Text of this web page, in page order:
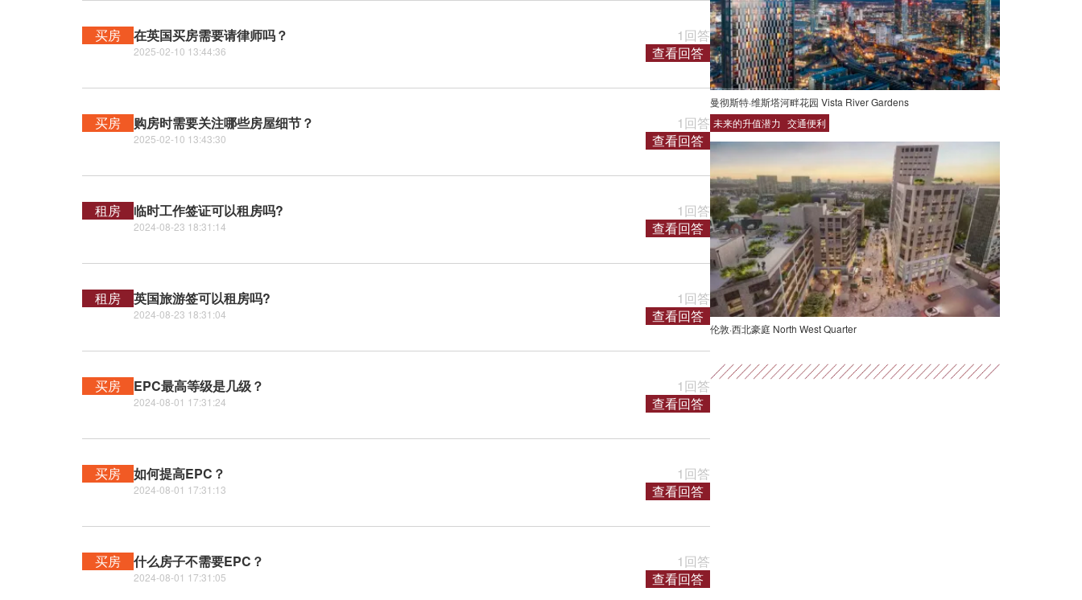
买房 在英国买房需要请律师吗？
2025-02-10 13:44:36
1回答
查看回答
买房 购房时需要关注哪些房屋细节？
2025-02-10 13:43:30
1回答
查看回答
租房 临时工作签证可以租房吗?
2024-08-23 18:31:14
1回答
查看回答
租房 英国旅游签可以租房吗?
2024-08-23 18:31:04
1回答
查看回答
买房 EPC最高等级是几级？
2024-08-01 17:31:24
1回答
查看回答
买房 如何提高EPC？
2024-08-01 17:31:13
1回答
查看回答
买房 什么房子不需要EPC？
2024-08-01 17:31:05
1回答
查看回答
曼彻斯特·维斯塔河畔花园 Vista River Gardens
未来的升值潜力 交通便利
伦敦·西北豪庭 North West Quarter